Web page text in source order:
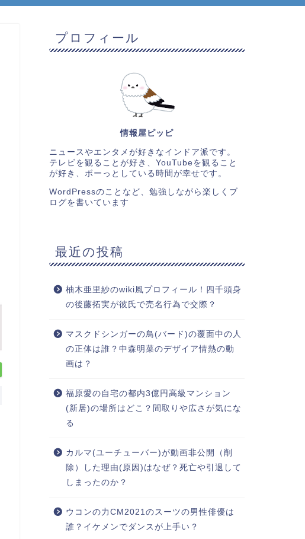
プロフィール
情報屋ピッピ
ニュースやエンタメが好きなインドア派です。
テレビを観ることが好き、YouTubeを観ること
が好き、ボーっとしている時間が幸せです。
WordPressのことなど、勉強しながら楽しくブ
ログを書いています
最近の投稿
柚木亜里紗のwiki風プロフィール！四千頭身
の後藤拓実が彼氏で売名行為で交際？
マスクドシンガーの鳥(バード)の覆面中の人
の正体は誰？中森明菜のデザイア情熱の動
画は？
福原愛の自宅の都内3億円高級マンション
(新居)の場所はどこ？間取りや広さが気にな
る
カルマ(ユーチューバー)が動画非公開（削
除）した理由(原因)はなぜ？死亡や引退して
しまったのか？
ウコンの力CM2021のスーツの男性俳優は
誰？イケメンでダンスが上手い？